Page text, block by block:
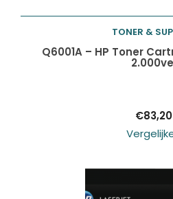
Toevoegen
TONER &
Q6001A – HP Toner
€83,20